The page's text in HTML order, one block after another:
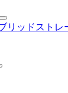
リッドストレ